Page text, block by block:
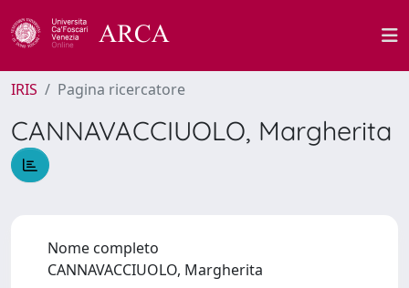
IRIS Pagina ricercatore
CANNAVACCIUOLO, Margherita
Nome completo
CANNAVACCIUOLO, Margherita